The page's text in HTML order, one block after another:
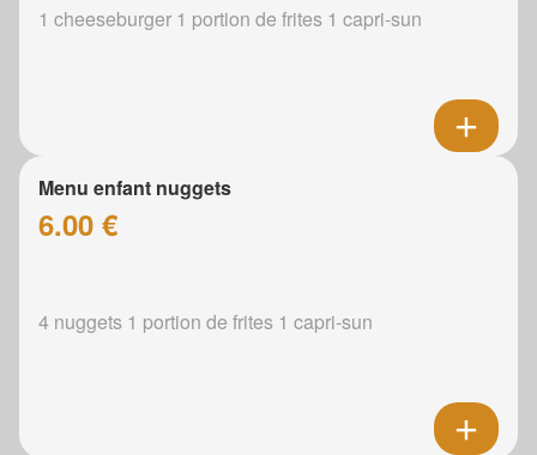
1 cheeseburger 1 portion de frites 1 capri-sun
Menu enfant nuggets
6.00 €
4 nuggets 1 portion de frites 1 capri-sun